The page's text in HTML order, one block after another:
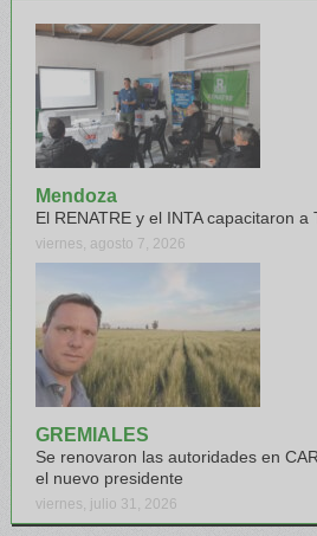
Mendoza
El RENATRE y el INTA capacitaron
viernes, agosto 7, 2026
GREMIALES
Se renovaron las autoridades en
el nuevo presidente
viernes, julio 31, 2026